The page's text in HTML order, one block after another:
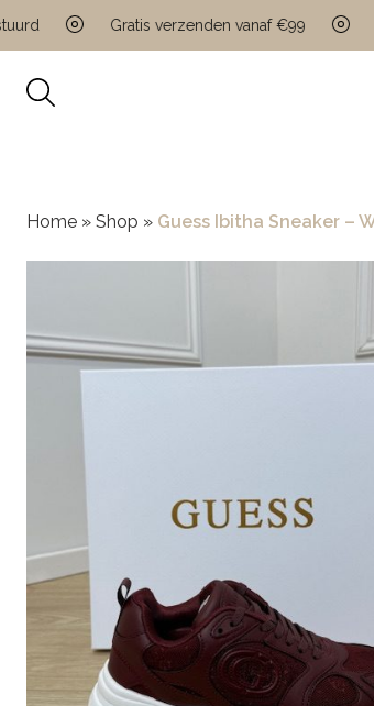
Gratis verzenden vanaf €99 Elke
Home » Shop » Guess Ibitha Sneaker –